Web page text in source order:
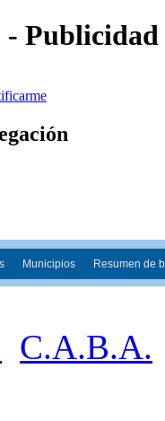
Municipios Resumen de
C.A.B.A.